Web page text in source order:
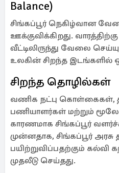
Balance)
சிங்கப்பூர் நெகிழ்வான
ஊக்குவிக்கிறது.
வீட்டிலிருந்து வேலை
உலகின் சிறந்த இடங்களில்
சிறந்த தொழில்கள்
வணிக நட்பு கொள்கைகள்,
பணியாளர்கள் மற்றும்
காரணமாக சிங்கப்பூர்
முன்னதாக, சிங்கப்பூர்
பயிற்றுவிப்பதற்கும் கல்வி
முதலீடு செய்தது.